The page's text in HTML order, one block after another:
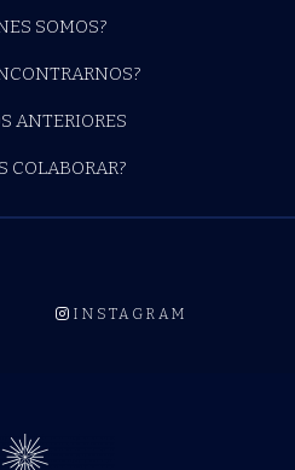
SOMOS?
ANTERIORES
COLABORAR?
INSTAGRAM